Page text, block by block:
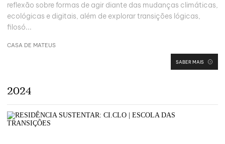
reflexão sobre formas de agir diante das mudanças climáticas,
ecológicas e digitais, além de explorar transições lógicas,
filosó...
CASA DE MATEUS
SABER MAIS
2024